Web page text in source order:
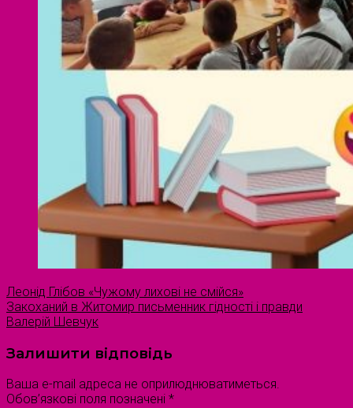
Леонід Глібов «Чужому лихові не смійся»
Закоханий в Житомир письменник гідності і правди
Валерій Шевчук
Залишити відповідь
Ваша e-mail адреса не оприлюднюватиметься.
Обов’язкові поля позначені *